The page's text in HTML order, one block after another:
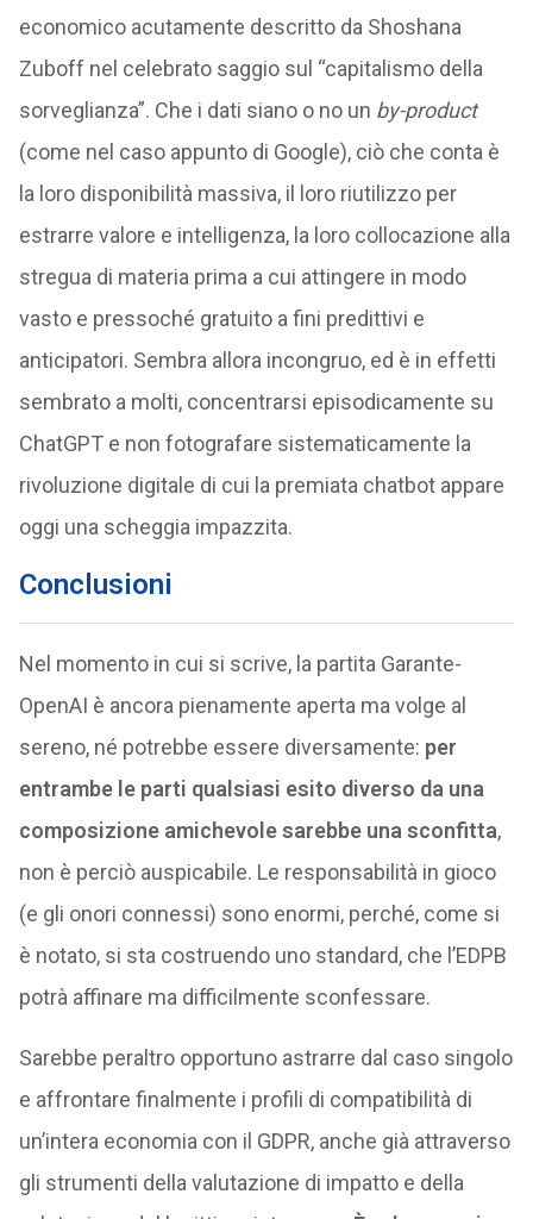
economico acutamente descritto da Shoshana
Zuboff nel celebrato saggio sul “capitalismo della
sorveglianza”. Che i dati siano o no un by-product
(come nel caso appunto di Google), ciò che conta è
la loro disponibilità massiva, il loro riutilizzo per
estrarre valore e intelligenza, la loro collocazione alla
stregua di materia prima a cui attingere in modo
vasto e pressoché gratuito a fini predittivi e
anticipatori. Sembra allora incongruo, ed è in effetti
sembrato a molti, concentrarsi episodicamente su
ChatGPT e non fotografare sistematicamente la
rivoluzione digitale di cui la premiata chatbot appare
oggi una scheggia impazzita.
Conclusioni
Nel momento in cui si scrive, la partita Garante-
OpenAI è ancora pienamente aperta ma volge al
sereno, né potrebbe essere diversamente: per
entrambe le parti qualsiasi esito diverso da una
composizione amichevole sarebbe una sconfitta,
non è perciò auspicabile. Le responsabilità in gioco
(e gli onori connessi) sono enormi, perché, come si
è notato, si sta costruendo uno standard, che l’EDPB
potrà affinare ma difficilmente sconfessare.
Sarebbe peraltro opportuno astrarre dal caso singolo
e affrontare finalmente i profili di compatibilità di
un’intera economia con il GDPR, anche già attraverso
gli strumenti della valutazione di impatto e della